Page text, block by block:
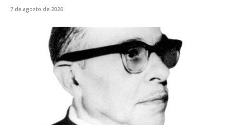
7 de agosto de 2026